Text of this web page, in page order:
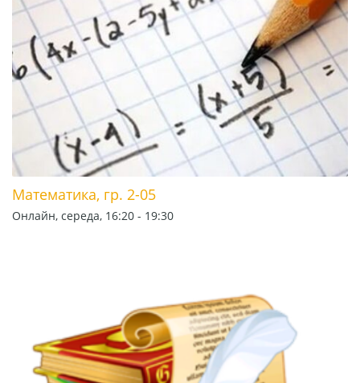
Математика, гр. 2-05
Онлайн, середа, 16:20 - 19:30